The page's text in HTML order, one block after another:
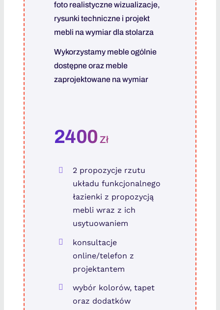
foto realistyczne wizualizacje,
rysunki techniczne i projekt
mebli na wymiar dla stolarza
Wykorzystamy meble ogólnie
dostępne oraz meble
zaprojektowane na wymiar
2400 Zł
2 propozycje rzutu
układu funkcjonalnego
łazienki z propozycją
mebli wraz z ich
usytuowaniem
konsultacje
online/telefon z
projektantem
wybór kolorów, tapet
oraz dodatków